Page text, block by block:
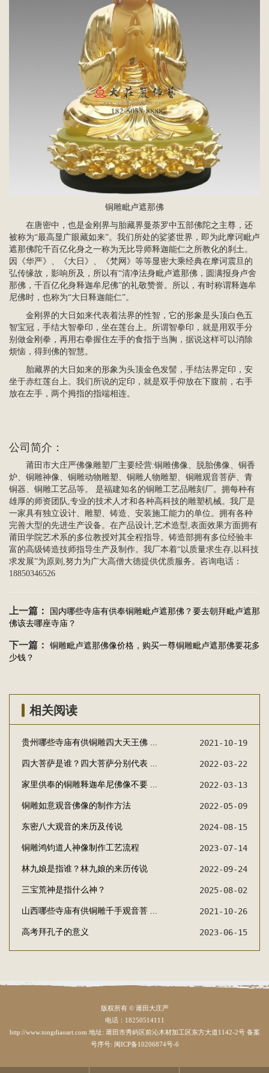
铜雕毗卢遮那佛
在唐密中，也是金刚界与胎藏界曼荼罗中五部佛陀之主尊，还
被称为“最高显广眼藏如来”。我们所处的娑婆世界，即为此摩诃毗卢
遮那佛陀千百亿化身之一称为无比导师释迦能仁之所教化的刹土。
因《华严》、《大日》、《梵网》等等显密大乘经典在摩诃震旦的
弘传缘故，影响所及，所以有“清净法身毗卢遮那佛，圆满报身卢舍
那佛，千百亿化身释迦牟尼佛”的礼敬赞誉。所以，有时称谓释迦牟
尼佛时，也称为“大日释迦能仁”。
金刚界的大日如来代表着法界的性智，它的形象是头顶白色五
智宝冠，手结大智拳印，坐在莲台上。所谓智拳印，就是用双手分
别做金刚拳，再用右拳握住左手的食指于当胸，据说这样可以消除
烦恼，得到佛的智慧。
胎藏界的大日如来的形象为头顶金色发髻，手结法界定印，安
坐于赤红莲台上。我们所说的定印，就是双手仰放在下腹前，右手
放在左手，两个拇指的指端相连。
公司简介 ：
莆田市大庄严佛像雕塑厂主要经营:铜雕佛像、脱胎佛像、 铜香
炉、铜雕神像、铜雕动物雕塑、铜雕人物雕塑、 铜雕观音菩萨、青
铜器、 铜雕工艺品等。 是福建知名的铜雕工艺品雕刻厂。拥每种有
雄厚的师资团队,专业的技术人才和各种高科技的雕塑机械。我厂是
一家具有独立设计、雕塑、铸造、安装施工能力的单位。拥有各种
完善大型的先进生产设备。在产品设计,艺术造型,表面效果方面拥有
莆田学院艺术系的多位教授对其全程指导。铸造部拥有多位经验丰
富的高级铸造技师指导生产及制作。我厂本着“以质量求生存,以科技
求发展”为原则,努力为广大高僧大德提供优质服务。咨询电话：
18850346526
上一篇：
国内哪些寺庙有供奉铜雕毗卢遮那佛？要去朝拜毗卢遮那
佛该去哪座寺庙？
下一篇：
铜雕毗卢遮那佛像价格，购买一尊铜雕毗卢遮那佛要花多
少钱？
相关阅读
贵州哪些寺庙有供铜雕四大天王佛 ... 2021-10-19
四大菩萨是谁？四大菩萨分别代表 ... 2022-03-22
家里供奉的铜雕释迦牟尼佛像不要 ... 2022-03-13
铜雕如意观音佛像的制作方法 2022-05-09
东密八大观音的来历及传说 2024-08-15
铜雕鸿钧道人神像制作工艺流程 2023-07-14
林九娘是指谁？林九娘的来历传说 2022-09-24
三宝荒神是指什么神？ 2025-08-02
山西哪些寺庙有供铜雕千手观音菩 ... 2021-10-26
高考拜孔子的意义 2023-06-15
版权所有 © 莆田大庄严
电话：18250514111
http://www.tongdiaoart.com 地址: 莆田市秀屿区前沁木材加工区东方大道1142-2号 备案
号序号: 闽ICP备10206874号-6